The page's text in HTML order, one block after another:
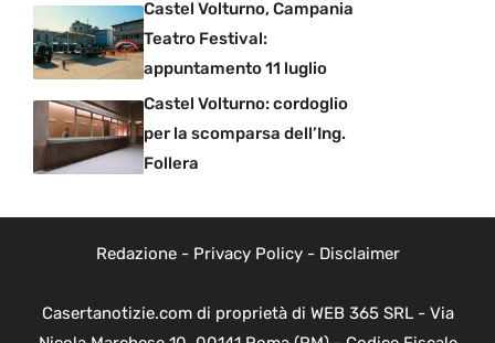
Castel Volturno, Campania
Teatro Festival:
appuntamento 11 luglio
Castel Volturno: cordoglio
per la scomparsa dell’Ing.
Follera
Redazione- Privacy Policy- Disclaimer
Casertanotizie.com di proprietà di WEB 365 SRL - Via